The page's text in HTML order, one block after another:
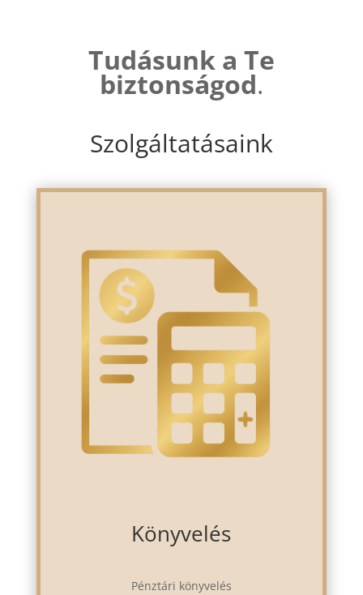
Tudásunk a Te
biztonságod.
Szolgáltatásaink
Könyvelés
Pénztári könyvelés